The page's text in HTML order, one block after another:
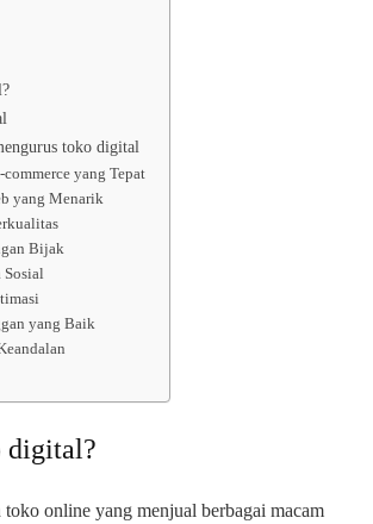
toko digital
yang Tepat
yang Menarik
Bijak
Sosial
yang Baik
digital?
online yang menjual berbagai macam